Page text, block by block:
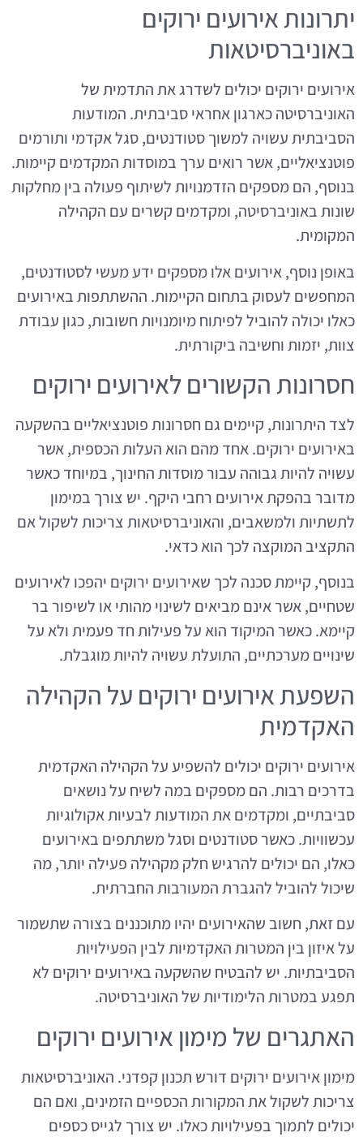
יתרונות אירועים ירוקים
באוניברסיטאות
אירועים ירוקים יכולים לשדרג את התדמית של
האוניברסיטה כארגון אחראי סביבתית. המודעות
הסביבתית עשויה למשוך סטודנטים, סגל אקדמי ותורמים
פוטנציאליים, אשר רואים ערך במוסדות המקדמים קיימות.
בנוסף, הם מספקים הזדמנויות לשיתוף פעולה בין מחלקות
שונות באוניברסיטה, ומקדמים קשרים עם הקהילה
המקומית.
באופן נוסף, אירועים אלו מספקים ידע מעשי לסטודנטים,
המחפשים לעסוק בתחום הקיימות. ההשתתפות באירועים
כאלו יכולה להוביל לפיתוח מיומנויות חשובות, כגון עבודת
צוות, יזמות וחשיבה ביקורתית.
חסרונות הקשורים לאירועים ירוקים
לצד היתרונות, קיימים גם חסרונות פוטנציאליים בהשקעה
באירועים ירוקים. אחד מהם הוא העלות הכספית, אשר
עשויה להיות גבוהה עבור מוסדות החינוך, במיוחד כאשר
מדובר בהפקת אירועים רחבי היקף. יש צורך במימון
לתשתיות ולמשאבים, והאוניברסיטאות צריכות לשקול אם
התקציב המוקצה לכך הוא כדאי.
בנוסף, קיימת סכנה לכך שאירועים ירוקים יהפכו לאירועים
שטחיים, אשר אינם מביאים לשינוי מהותי או לשיפור בר
קיימא. כאשר המיקוד הוא על פעילות חד פעמית ולא על
שינויים מערכתיים, התועלת עשויה להיות מוגבלת.
השפעת אירועים ירוקים על הקהילה
האקדמית
אירועים ירוקים יכולים להשפיע על הקהילה האקדמית
בדרכים רבות. הם מספקים במה לשיח על נושאים
סביבתיים, ומקדמים את המודעות לבעיות אקולוגיות
עכשוויות. כאשר סטודנטים וסגל משתתפים באירועים
כאלו, הם יכולים להרגיש חלק מקהילה פעילה יותר, מה
שיכול להוביל להגברת המעורבות החברתית.
עם זאת, חשוב שהאירועים יהיו מתוכננים בצורה שתשמור
על איזון בין המטרות האקדמיות לבין הפעילויות
הסביבתיות. יש להבטיח שהשקעה באירועים ירוקים לא
תפגע במטרות הלימודיות של האוניברסיטה.
האתגרים של מימון אירועים ירוקים
מימון אירועים ירוקים דורש תכנון קפדני. האוניברסיטאות
צריכות לשקול את המקורות הכספיים הזמינים, ואם הם
יכולים לתמוך בפעילויות כאלו. יש צורך לגייס כספים